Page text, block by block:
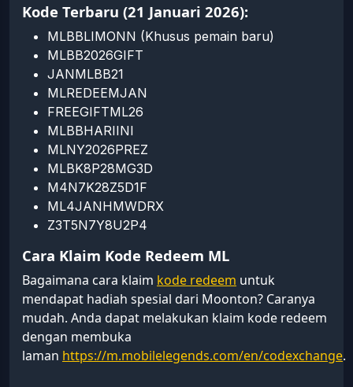
Kode Terbaru (21 Januari 2026):
MLBBLIMONN (Khusus pemain baru)
MLBB2026GIFT
JANMLBB21
MLREDEEMJAN
FREEGIFTML26
MLBBHARIINI
MLNY2026PREZ
MLBK8P28MG3D
M4N7K28Z5D1F
ML4JANHMWDRX
Z3T5N7Y8U2P4
Cara Klaim Kode Redeem ML
Bagaimana cara klaim kode redeem untuk
mendapat hadiah spesial dari Moonton? Caranya
mudah. Anda dapat melakukan klaim kode redeem
dengan membuka
laman https://m.mobilelegends.com/en/codexchange.